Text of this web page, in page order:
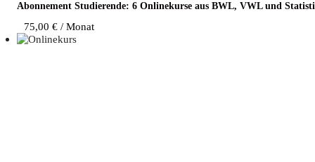
Abon­ne­ment Stu­die­ren­de: 6 Online­kur­se aus BWL, VWL und
75,00 € / Monat